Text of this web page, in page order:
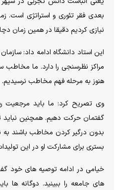
بعدی فقر تئوری و استراتژی است.
نیازی کردیم دقیقا در همین زمان
این استاد دانشگاه ادامه داد:
مراکز نظرسنجی را دارد. ما
هنوز به مرحله فهم مخاطب نرسیدیم.
وی تصریح کرد: ما باید مرجعیت
گفتمان حرکت دهیم. همچنین نباید
بدون درگیر کردن مخاطب باشند
بستری برای مشارکت او در این
خیامی در ادامه توصیه های خود
های جامعه را ببینید. دوگانه ها